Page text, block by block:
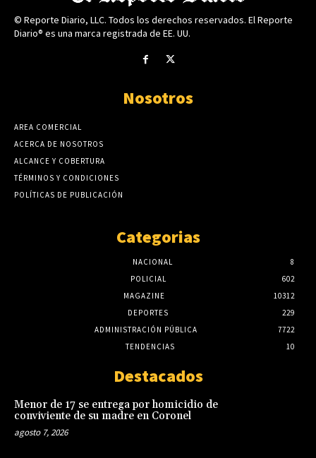
© Reporte Diario, LLC. Todos los derechos reservados. El Reporte
Diario® es una marca registrada de EE. UU.
Nosotros
AREA COMERCIAL
ACERCA DE NOSOTROS
ALCANCE Y COBERTURA
TÉRMINOS Y CONDICIONES
POLÍTICAS DE PUBLICACIÓN
Categorias
NACIONAL
8
POLICIAL
602
MAGAZINE
10312
DEPORTES
229
ADMINISTRACIÓN PÚBLICA
7722
TENDENCIAS
10
Destacados
Menor de 17 se entrega por homicidio de
conviviente de su madre en Coronel
agosto 7, 2026